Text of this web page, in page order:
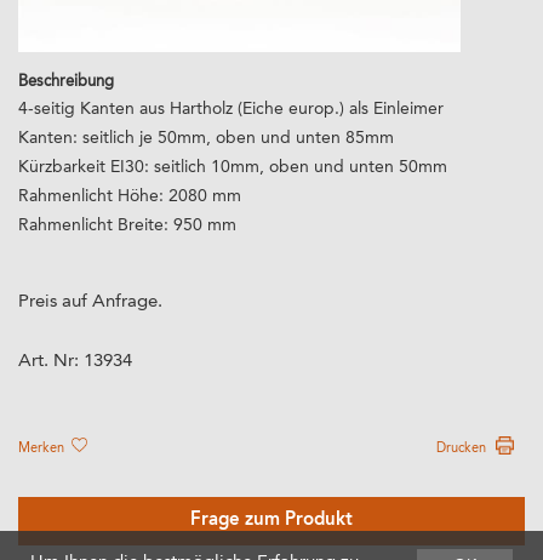
Beschreibung
4-seitig Kanten aus Hartholz (Eiche europ.) als Einleimer
Kanten: seitlich je 50mm, oben und unten 85mm
Kürzbarkeit EI30: seitlich 10mm, oben und unten 50mm
Rahmenlicht Höhe: 2080 mm
Rahmenlicht Breite: 950 mm
Preis auf Anfrage.
Art. Nr: 13934
Merken Drucken
Frage zum Produkt